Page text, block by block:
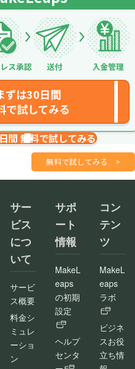
ずは30日間
で試してみる
間 無料で試してみる
無料で試してみる >
サー
ビス
につ
いて
サービ
ス概要
料金シ
ミュレ
ーショ
ン
サポ
ート
情報
MakeL
eaps
の初期
設定
ヘルプ
センタ
コン
テン
ツ
MakeL
eaps
ラボ
ビジネ
スお役
立ち情